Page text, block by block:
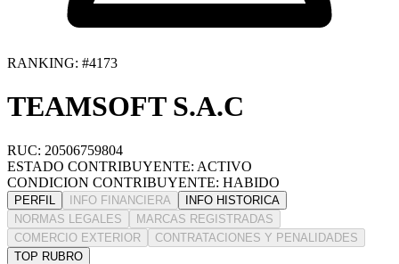
RANKING: #4173
TEAMSOFT S.A.C
RUC: 20506759804
ESTADO CONTRIBUYENTE: ACTIVO
CONDICION CONTRIBUYENTE: HABIDO
PERFIL INFO FINANCIERA
INFO HISTORICA
NORMAS LEGALES
MARCAS REGISTRADAS
COMERCIO EXTERIOR
CONTRATACIONES Y PENALIDADES
TOP RUBRO